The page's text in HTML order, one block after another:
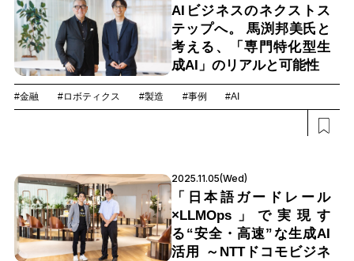
AIビジネスのネクストス
テップへ。 馬渕邦美氏と
考える、「専門特化型生
成AI」のリアルと可能性
#金融 #ロボティクス #製造 #事例 #AI
2025.11.05(Wed)
「日本語ガードレール
×LLMOps」で実現す
る“安全・高速”な生成AI
活用 ～NTTドコモビジネ